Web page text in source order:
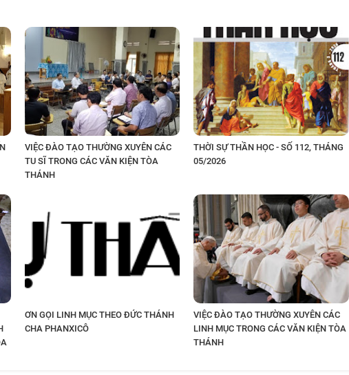
VIỆC ĐÀO TẠO THƯỜNG XUYÊN CÁC
TU SĨ TRONG CÁC VĂN KIỆN TÒA
THÁNH
THỜI SỰ THẦN HỌC - SỐ 112, THÁNG
05/2026
ƠN GỌI LINH MỤC THEO ĐỨC THÁNH
CHA PHANXICÔ
VIỆC ĐÀO TẠO THƯỜNG XUYÊN CÁC
LINH MỤC TRONG CÁC VĂN KIỆN TÒA
THÁNH